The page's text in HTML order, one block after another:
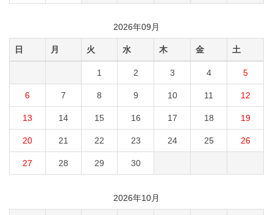
2026年09月
日 月 火 水 木 金 土
1 2 3 4 5
6 7 8 9 10 11 12
13 14 15 16 17 18 19
20 21 22 23 24 25 26
27 28 29 30
2026年10月